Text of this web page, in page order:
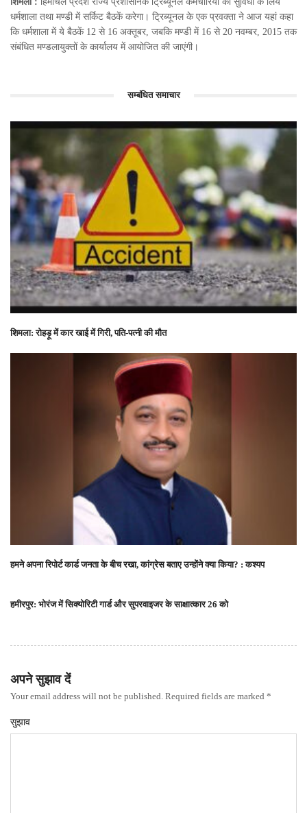
धर्मशाला तथा मण्डी में सर्किट बैठकें करेगा। ट्रिब्यूनल के एक प्रवक्ता ने आज यहां कहा
कि धर्मशाला में ये बैठकें 12 से 16 अक्तूबर, जबकि मण्डी में 16 से 20 नवम्बर, 2015 तक
संबंधित मण्डलायुक्तों के कार्यालय में आयोजित की जाएंगी।
सम्बंधित समाचार
शिमला: रोहड़ू में कार खाई में गिरी, पति-पत्नी की मौत
हमने अपना रिपोर्ट कार्ड जनता के बीच रखा, कांग्रेस बताए उन्होंने क्या किया? : कश्यप
हमीरपुर: भोरंज में सिक्योरिटी गार्ड और सुपरवाइजर के साक्षात्कार 26 को
अपने सुझाव दें
Your email address will not be published. Required fields are marked *
सुझाव